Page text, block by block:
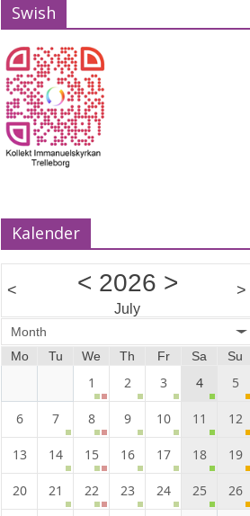
Gudstjänst Maria van Zijl
2026-07-12 10:00 - 2026-07-12
Maria van Zijl predikar.
Musik Ann-Louise Almback.
Swish
Kalender
< < 2026 >
July
>
Month
Mo
Tu We Th Fr Sa Su
1 2 3 4 5
6 7 8 9 10 11 12
13 14 15 16 17 18 19
20 21 22 23 24 25 26